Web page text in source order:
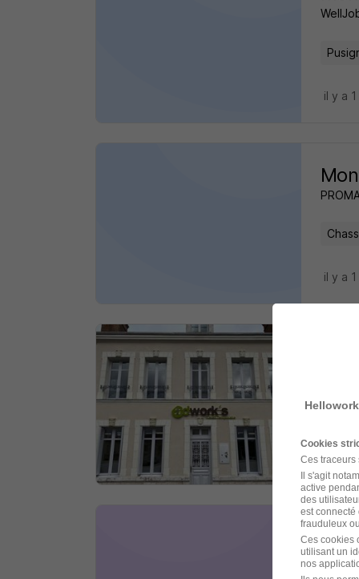
il y a
il y a
il y a
Cookies
Ces traceurs
Il s'agit
active
des
est connecté
frauduleux
Ces cookies
utilisant un
nos